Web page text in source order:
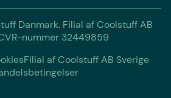
Danmark. Filial af Coolstuff AB
nummer 32449859
Filial af Coolstuff AB Sverige